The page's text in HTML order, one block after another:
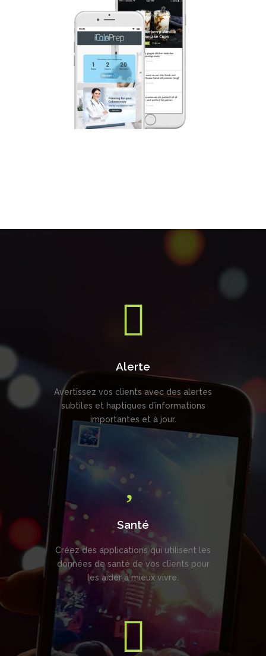
Alerte
Avertissez vos clients avec des alertes
subtiles et haptiques d’informations
importantes et à jour.
Santé
Créez des applications qui utilisent les
données de santé de vos clients pour
les aider à mieux vivre.